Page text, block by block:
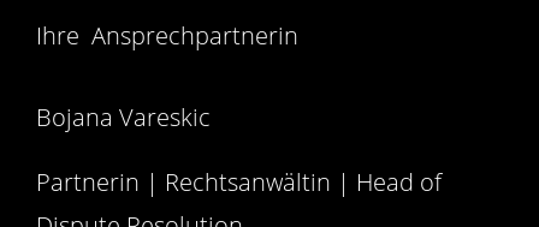
Ihre Ansprechpartnerin
Bojana Vareskic
Partnerin | Rechtsanwältin | Head of